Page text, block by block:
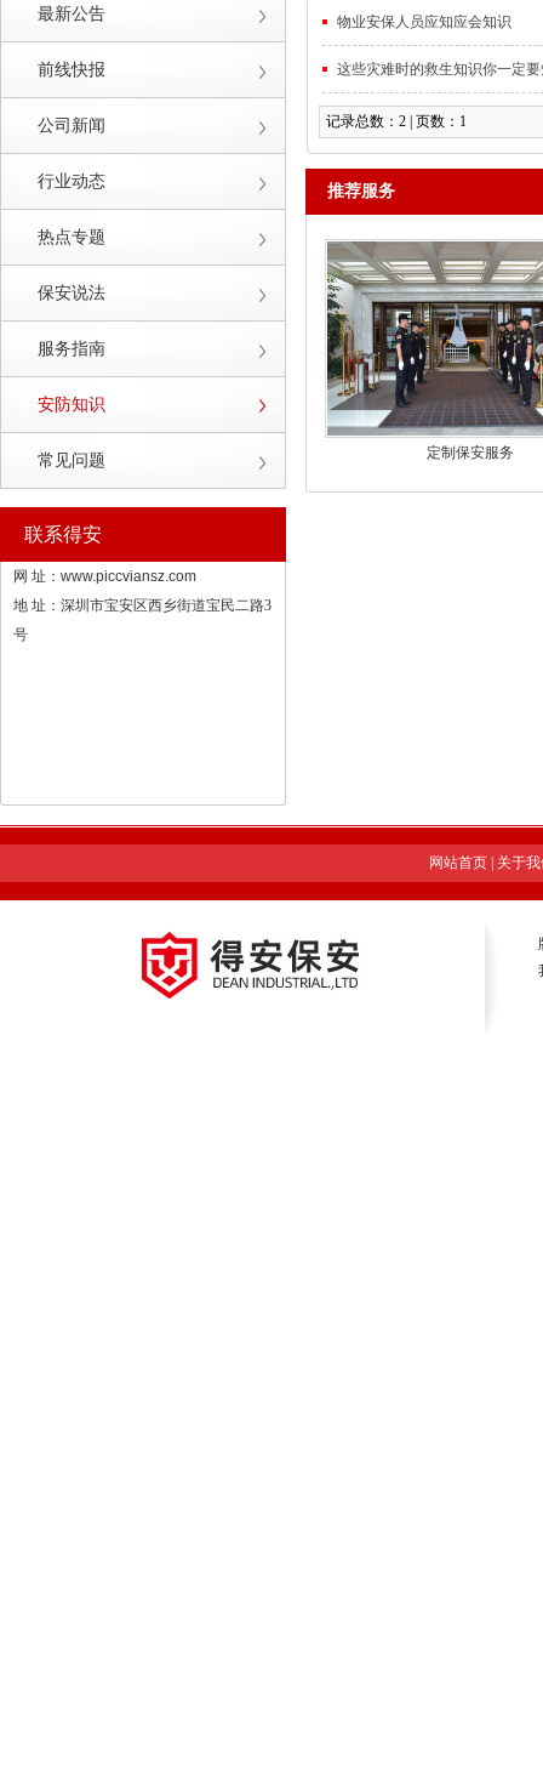
最新公告
前线快报
公司新闻
行业动态
热点专题
保安说法
服务指南
安防知识
常见问题
联系得安
网 址： www.piccviansz.com
地 址：深圳市宝安区西乡街道宝民二路3
号
物业安保人员应知应会知识
这些灾难时的救生知识你一定
记录总数：2 | 页数：1
推荐服务
定制保安服务
网站首页| 关于我